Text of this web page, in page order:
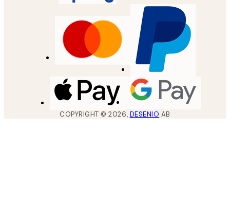
COPYRIGHT ©2026, DESENIO AB